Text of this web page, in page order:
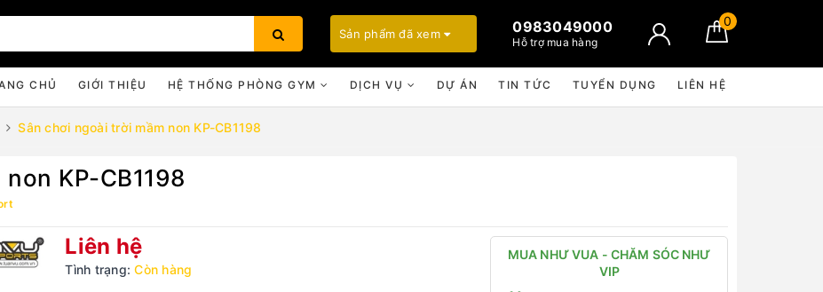
Sản phẩm đã xem 0983049000
Hỗ trợ mua hàng
0
CHỦ GIỚI THIỆU HỆ THỐNG PHÒNG GYM DỊCH VỤ DỰ ÁN TIN TỨC TUYỂN DỤNG LIÊN HỆ
Sân chơi ngoài trời mầm non KP-CB1198
KP-CB1198
Liên hệ
Tình trạng: Còn hàng
MUA NHƯ VUA - CHĂM SÓC NHƯ
VIP